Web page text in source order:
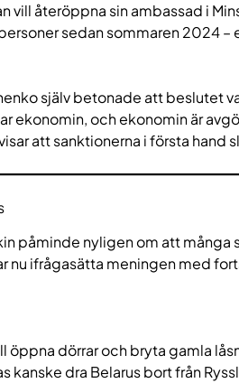
vill återöppna sin ambassad i
sedan sommaren 2024
själv betonade att beslutet
ekonomin, och ekonomin är
att sanktionerna i första hand
påminde nyligen om att många
nu ifrågasätta meningen med
öppna dörrar och bryta gamla
kanske dra Belarus bort från